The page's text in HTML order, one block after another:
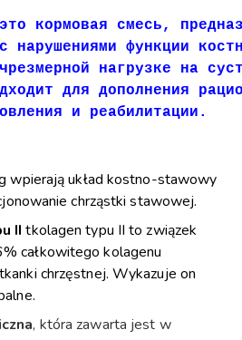
кормовая смесь,
нарушениями функции
нагрузке на
для дополнения
и реабилитации.
wpierają układ kostno-stawowy
chrząstki stawowej.
IItkolagen typu II to związek
całkowitego kolagenu
chrzęstnej. Wykazuje on
, która zawarta jest w